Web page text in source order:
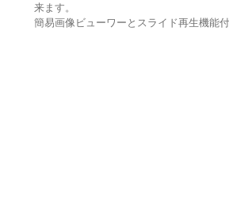
来ます。
簡易画像ビューワーとスライド再生機能付